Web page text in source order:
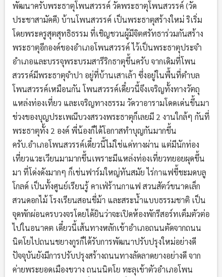
พัฒนาครับพระธาตุโพนสวรรค์ วัดพระธาตุโพนสวรรค์ (วัด
ประชาสามัคคี) บ้านโพนสวรรค์ เป็นพระธาตุสร้างใหม่ ริเริ่ม
โดยพระครูสุตสุทธิธรรม ที่เชิญชวนผู้มีจิตศรัทธาร่วมกันสร้าง
พระธาตุอีกองค์ของอำเภอโพนสวรรค์ ไว้เป็นพระธาตุประจำ
อำเภอและบรรจุพระบรมสารีริกธาตุขึ้นครับ จากเดิมที่โพน
สวรรค์มีพระธาตุจำปา อยู่ที่บ้านเสาเล้า ซึ่งอยู่ในพื้นที่ตำบล
โพนสวรรค์เหมือนกัน โพนสวรรค์เดี๋ยวนี้จึงเจริญทั้งทางวัตถุ
แหล่งท่องเที่ยว และเจริญทางธรรม วัดวาอารามโดดเด่นขึ้นมา
ช่วงของบุญประเพณีบวงสรวงพระธาตุก็เลยมี 2 งานใกล้ๆ กันที่
พระธาตุทั้ง 2 องค์ พี่น้องก็ได้โอกาสทำบุญกันมากขึ้น
ครับ.อำเภอโพนสวรรค์เดี๋ยวนี้ไม่ใช่แค่ทางผ่าน แต่มีนักท่อง
เที่ยวแวะเวียนมามากขึ้นเพราะมีแหล่งท่องเที่ยวทยอยผุดขึ้น
มา ที่โด่งดังมากๆ ก็เช่นฟาร์มใหญ่ทันสมัย ไร่กาแฟขี้ชะมดบลู
โกลด์ เป็นทั้งศูนย์เรียนรู้ คาเฟ่ร้านกาแฟ สวนสัตว์ขนาดเล็ก
สวนดอกไม้ โรงเรียนสอนขี่ม้า และสระน้ำแบบธรรมชาติ เป็น
จุดพักผ่อนครบวงจรโดยได้ยินว่าจะเปิดห้องพักรีสอร์ทเต็มตัวต่อ
ไปในอนาคต เดี๋ยวนี้เส้นทางหลักเข้าอำเภอถนนตัดจากถนน
นิตโยไปถนนชยางกูรก็ได้รับการพัฒนาปรับปรุงใหม่อย่างดี
ปัจจุบันยังมีการปรับปรุงสร้างถนนทางลัดลาดยางอย่างดี จาก
ค่ายพระยอดเมืองขวาง ถนนนิตโย ทะลุเข้าตัวอำเภอโพน